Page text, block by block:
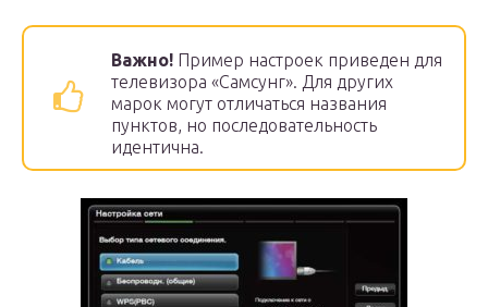
Важно! Пример настроек приведен для
телевизора «Самсунг». Для других
марок могут отличаться названия
пунктов, но последовательность
идентична.